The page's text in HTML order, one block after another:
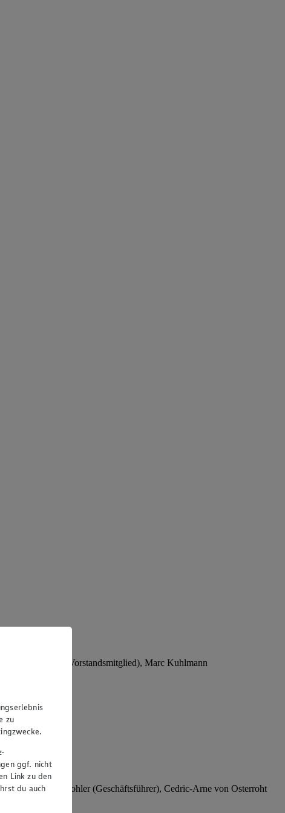
Wohler (Vorstandsmitglied), Marc Kuhlmann
Stephan Wohler (Geschäftsführer), Cedric-Arne von Osterroht
zu
ggf. nicht
Link zu den
du auch